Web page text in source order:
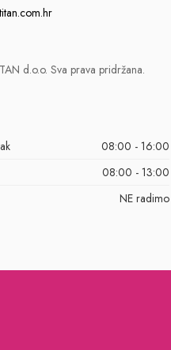
d.o.o. Sva prava pridržana.
08:00 - 16:00
08:00 - 13:00
NE radimo